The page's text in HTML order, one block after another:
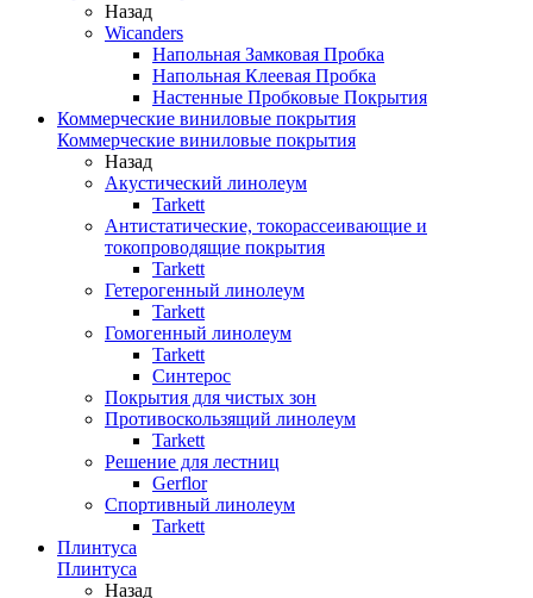
Назад
Wicanders
Напольная Замковая Пробка
Напольная Клеевая Пробка
Настенные Пробковые Покрытия
Коммерческие виниловые покрытия
Коммерческие виниловые покрытия
Назад
Акустический линолеум
Tarkett
Антистатические, токорассеивающие и
токопроводящие покрытия
Tarkett
Гетерогенный линолеум
Tarkett
Гомогенный линолеум
Tarkett
Синтерос
Покрытия для чистых зон
Противоскользящий линолеум
Tarkett
Решение для лестниц
Gerflor
Спортивный линолеум
Tarkett
Плинтуса
Плинтуса
Назад